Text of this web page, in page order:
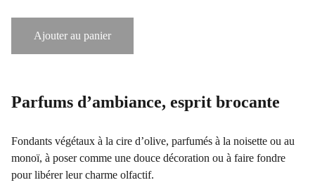
Ajouter au panier
Parfums d’ambiance, esprit brocante
Fondants végétaux à la cire d’olive, parfumés à la noisette ou au
monoï, à poser comme une douce décoration ou à faire fondre
pour libérer leur charme olfactif.